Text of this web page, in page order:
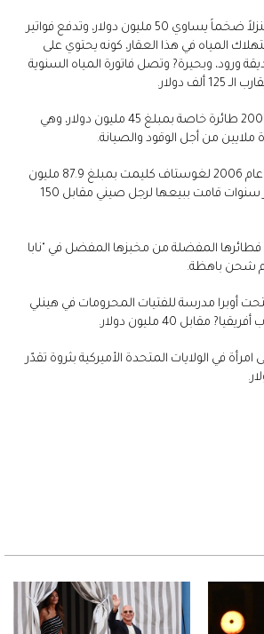
تعيش أوبرا في منزلاً ضخماً يساوي 50 مليون دولار، وتدفع فواتير
المياه في هذا العقار، كونه يحتوي على
ورود، وبحيرة? وتصل فاتورة المياه السنوية
ألف دولار.
اشترت أوبرا عام 2007 طائرة خاصة بمبلغ 45 مليون دولار، وهي
ملايين من أجل الوقود والصيانة.
اشترت أوبرا لوحة عام 2006 لغوستاف كليمت بمبلغ 87.9 مليون
دولار? وبعد عشر سنوات قامت ببيعها لرجل صيني مقابل 150
فطائرها المفضلة من مخبزها المفضل في "نابا
شحن باهظة.
2007، افتتحت أوبرا مدرسة للفتيات المحرومات في هينلي
مقابل 40 مليون دولار.
امرأة في الولايات المتحدة الأميركية بثروة تقدّر